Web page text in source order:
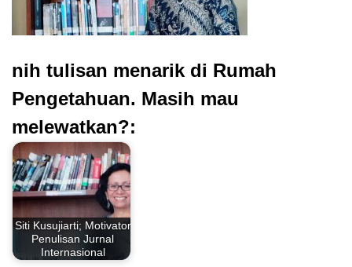
nih tulisan menarik di Rumah
Pengetahuan. Masih mau
melewatkan?:
Siti Kusujiarti; Motivator
Penulisan Jurnal
Internasional